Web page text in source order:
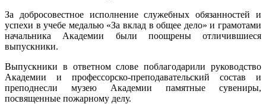
За добросовестное исполнение служебных обязанностей и
успехи в учебе медалью «За вклад в общее дело» и грамотами
начальника Академии были поощрены отличившиеся
выпускники.
Выпускники в ответном слове поблагодарили руководство
Академии и профессорско-преподавательский состав и
преподнесли музею Академии памятные сувениры,
посвященные пожарному делу.